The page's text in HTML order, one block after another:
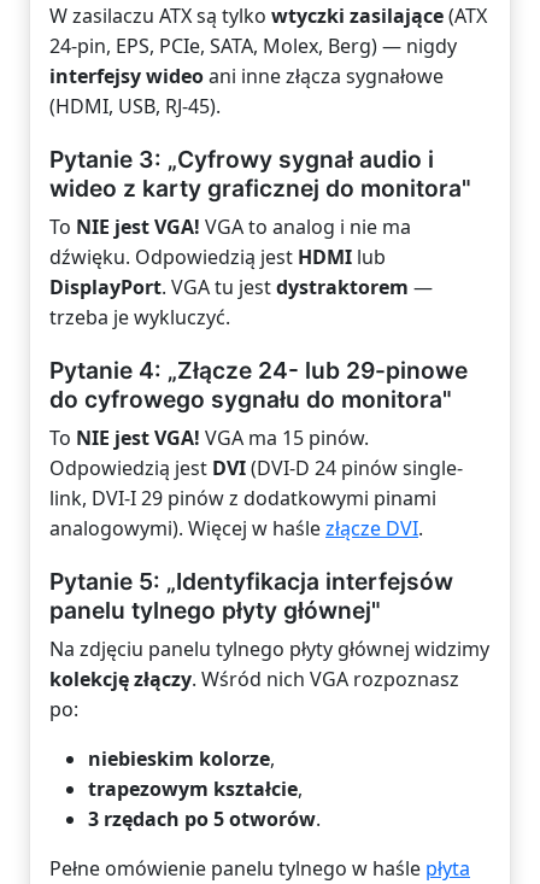
W zasilaczu ATX są tylko wtyczki zasilające(ATX
24-pin, EPS, PCIe, SATA, Molex, Berg) — nigdy
interfejsy wideoani inne złącza sygnałowe
(HDMI, USB, RJ-45).
Pytanie 3: „Cyfrowy sygnał audio i
wideo z karty graficznej do monitora"
To NIE jest VGA! VGA to analog i nie ma
dźwięku. Odpowiedzią jest HDMI lub
DisplayPort. VGA tu jestdystraktorem —
trzeba je wykluczyć.
Pytanie 4: „Złącze 24- lub 29-pinowe
do cyfrowego sygnału do monitora"
To NIE jest VGA! VGA ma 15 pinów.
Odpowiedzią jest DVI(DVI-D 24 pinów single-
link, DVI-I 29 pinów z dodatkowymi pinami
analogowymi). Więcej w haślezłącze DVI.
Pytanie 5: „Identyfikacja interfejsów
panelu tylnego płyty głównej"
Na zdjęciu panelu tylnego płyty głównej widzimy
kolekcję złączy. Wśród nich VGA rozpoznasz
po:
niebieskim kolorze,
trapezowym kształcie,
3 rzędach po 5 otworów.
Pełne omówienie panelu tylnego w haśle płyta